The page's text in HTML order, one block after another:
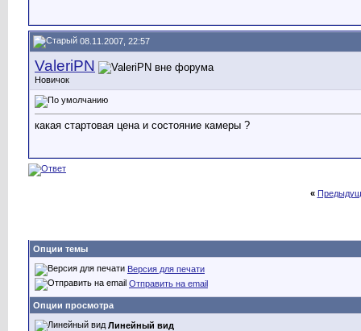
08.11.2007, 22:57
ValeriPN
Новичок
какая стартовая цена и состояние камеры ?
«
Опции темы
Версия для печати
Отправить на email
Опции просмотра
Линейный вид